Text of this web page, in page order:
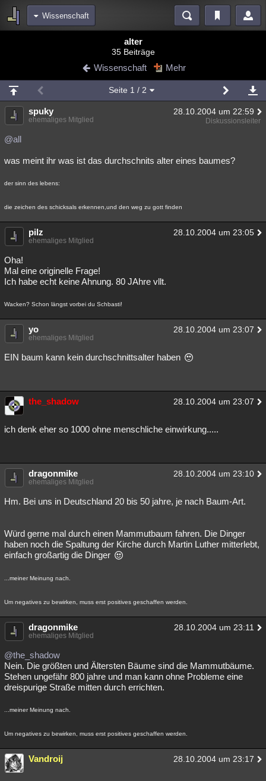
Wissenschaft
Blogs
Chat Wiki Neuigkeiten
meine Rubriken
Menschen Mystery Kriminalfälle
Spiritualität
Natur Umfragen Unterhaltung
Astronomie Helpdesk Gruppen Gaming Filme
Musik Clash Verbesserungen
Übersichten
Besucht Teilgenommen Alle Neue
Lesenswert Schlüsselwörter
alter
35 Beiträge
Wissenschaft Mehr
Seite 1 / 2
spuky 28.10.2004 um 22:59
ehemaliges Mitglied Diskussionsleiter
@all
was meint ihr was ist das durchschnits alter eines baumes?
der sinn des lebens:
die zeichen des schicksals erkennen,und den weg zu gott finden
pilz 28.10.2004 um 23:05
ehemaliges Mitglied
Oha!
Mal eine originelle Frage!
Ich habe echt keine Ahnung. 80 JAhre vllt.
Wacken? Schon längst vorbei du Schbasti!
yo 28.10.2004 um 23:07
ehemaliges Mitglied
EIN baum kann kein durchschnittsalter haben
the_shadow 28.10.2004 um 23:07
ich denk eher so 1000 ohne menschliche einwirkung.....
dragonmike 28.10.2004 um 23:10
ehemaliges Mitglied
Hm. Bei uns in Deutschland 20 bis 50 jahre, je nach Baum-Art.
Würd gerne mal durch einen Mammutbaum fahren. Die Dinger
haben noch die Spaltung der Kirche durch Martin Luther mitterlebt,
einfach großartig die Dinger
...meiner Meinung nach.
Um negatives zu bewirken, muss erst positives geschaffen werden.
dragonmike 28.10.2004 um 23:11
ehemaliges Mitglied
@the_shadow
Nein. Die größten und Ältersten Bäume sind die Mammutbäume.
Stehen ungefähr 800 jahre und man kann ohne Probleme eine
dreispurige Straße mitten durch errichten.
...meiner Meinung nach.
Um negatives zu bewirken, muss erst positives geschaffen werden.
Vandroij 28.10.2004 um 23:17